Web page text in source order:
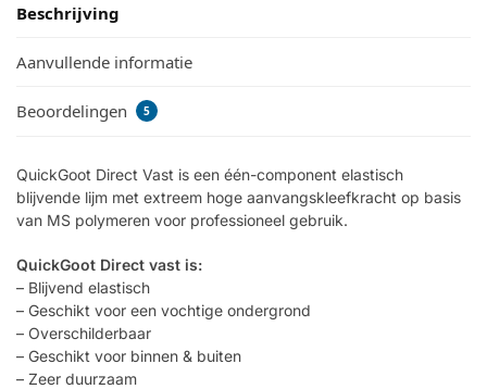
Beschrijving
Aanvullende informatie
Beoordelingen 5
QuickGoot Direct Vast is een één-component elastisch
blijvende lijm met extreem hoge aanvangskleefkracht op basis
van MS polymeren voor professioneel gebruik.
QuickGoot Direct vast is:
– Blijvend elastisch
– Geschikt voor een vochtige ondergrond
– Overschilderbaar
– Geschikt voor binnen & buiten
– Zeer duurzaam